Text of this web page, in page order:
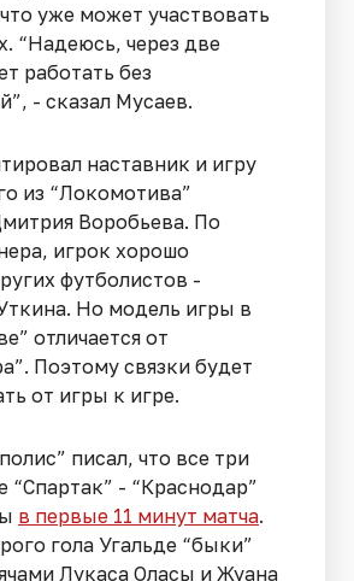
уже может участвовать
“Надеюсь, через две
работать без
- сказал Мусаев.
наставник и игру
из “Локомотива”
Воробьева. По
игрок хорошо
футболистов -
Но модель игры в
отличается от
Поэтому связки будет
от игры к игре.
писал, что все три
“Спартак” - “Краснодар”
в первые 11 минут матча.
гола Угальде “быки”
Лукаса Оласы и Жуана